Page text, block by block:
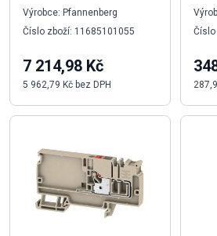
Výrobce: Pfannenberg
Číslo zboží: 11685101055
7 214,98 Kč
5 962,79 Kč bez DPH
Číslo